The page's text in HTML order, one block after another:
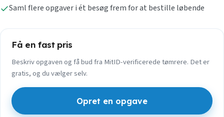
Saml flere opgaver i ét besøg frem for at bestille løbende
Få en fast pris
Beskriv opgaven og få bud fra MitID-verificerede tømrere. Det er
gratis, og du vælger selv.
Opret en opgave